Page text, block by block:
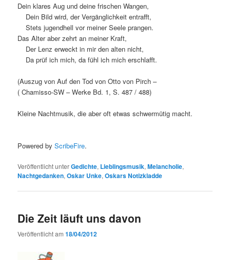
Dein klares Aug und deine frischen Wangen,
Dein Bild wird, der Vergänglichkeit entrafft,
Stets jugendhell vor meiner Seele prangen.
Das Alter aber zehrt an meiner Kraft,
Der Lenz erweckt in mir den alten nicht,
Da prüf ich mich, da fühl ich mich erschlafft.
(Auszug von Auf den Tod von Otto von Pirch –
( Chamisso-SW – Werke Bd. 1, S. 487 / 488)
Kleine Nachtmusik, die aber oft etwas schwermütig macht.
Powered byScribeFire.
Veröffentlicht unterGedichte, Lieblingsmusik,Melancholie,
Nachtgedanken,Oskar Unke,Oskars Notizkladde
Die Zeit läuft uns davon
Veröffentlicht am18/04/2012